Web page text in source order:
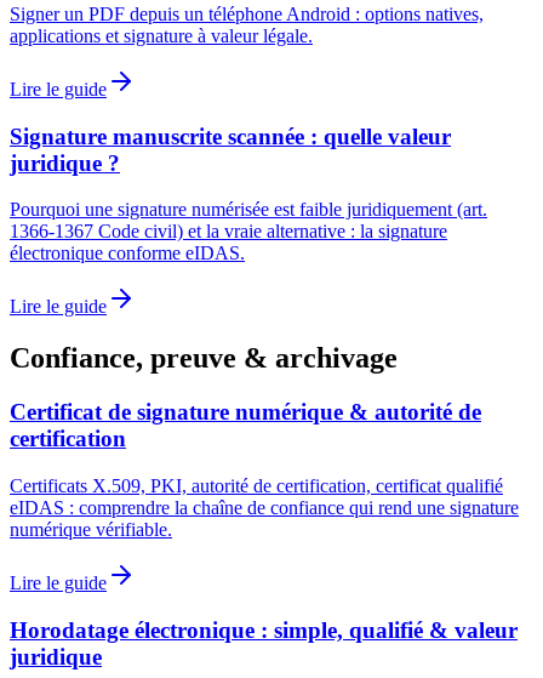
Signer un PDF depuis un téléphone Android : options natives,
applications et signature à valeur légale.
Lire le guide
Signature manuscrite scannée : quelle valeur
juridique ?
Pourquoi une signature numérisée est faible juridiquement (art.
1366-1367 Code civil) et la vraie alternative : la signature
électronique conforme eIDAS.
Lire le guide
Confiance, preuve & archivage
Certificat de signature numérique & autorité de
certification
Certificats X.509, PKI, autorité de certification, certificat qualifié
eIDAS : comprendre la chaîne de confiance qui rend une signature
numérique vérifiable.
Lire le guide
Horodatage électronique : simple, qualifié & valeur
juridique